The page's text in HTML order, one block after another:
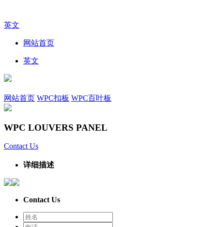
英文
网站首页
英文
网站首页 WPC扣板 WPC百叶板
WPC LOUVERS PANEL
Contact Us
详细描述
Contact Us